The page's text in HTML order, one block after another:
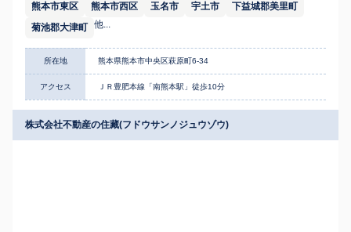
熊本市東区 熊本市西区 玉名市 宇土市
下益城郡美里町
菊池郡大津町 他...
所在地 熊本県熊本市中央区萩原町6-34
アクセス ＪＲ豊肥本線「南熊本駅」徒歩10分
株式会社不動産の住藏(フドウサンノジュウゾウ)